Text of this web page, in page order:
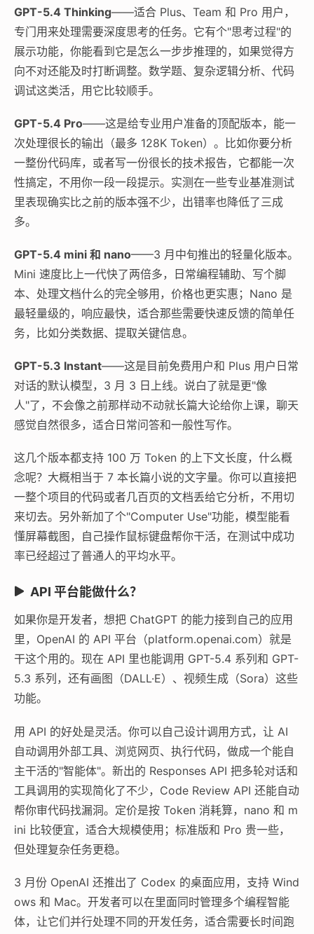
GPT-5.4 Thinking——适合 Plus、Team 和 Pro 用户，
专门用来处理需要深度思考的任务。它有个"思考过程"的
展示功能，你能看到它是怎么一步步推理的，如果觉得方
向不对还能及时打断调整。数学题、复杂逻辑分析、代码
调试这类活，用它比较顺手。
GPT-5.4 Pro——这是给专业用户准备的顶配版本，能一
次处理很长的输出（最多 128K Token）。比如你要分析
一整份代码库，或者写一份很长的技术报告，它都能一次
性搞定，不用你一段一段提示。实测在一些专业基准测试
里表现确实比之前的版本强不少，出错率也降低了三成
多。
GPT-5.4 mini 和 nano——3 月中旬推出的轻量化版本。
Mini 速度比上一代快了两倍多，日常编程辅助、写个脚
本、处理文档什么的完全够用，价格也更实惠；Nano 是
最轻量级的，响应最快，适合那些需要快速反馈的简单任
务，比如分类数据、提取关键信息。
GPT-5.3 Instant——这是目前免费用户和 Plus 用户日常
对话的默认模型，3 月 3 日上线。说白了就是更"像
人"了，不会像之前那样动不动就长篇大论给你上课，聊天
感觉自然很多，适合日常问答和一般性写作。
这几个版本都支持 100 万 Token 的上下文长度，什么概
念呢？大概相当于 7 本长篇小说的文字量。你可以直接把
一整个项目的代码或者几百页的文档丢给它分析，不用切
来切去。另外新加了个"Computer Use"功能，模型能看
懂屏幕截图，自己操作鼠标键盘帮你干活，在测试中成功
率已经超过了普通人的平均水平。
API 平台能做什么？
如果你是开发者，想把 ChatGPT 的能力接到自己的应用
里，OpenAI 的 API 平台（platform.openai.com）就是
干这个用的。现在 API 里也能调用 GPT-5.4 系列和 GPT-
5.3 系列，还有画图（DALL·E）、视频生成（Sora）这些
功能。
用 API 的好处是灵活。你可以自己设计调用方式，让 AI
自动调用外部工具、浏览网页、执行代码，做成一个能自
主干活的"智能体"。新出的 Responses API 把多轮对话和
工具调用的实现简化了不少，Code Review API 还能自动
帮你审代码找漏洞。定价是按 Token 消耗算，nano 和 m
ini 比较便宜，适合大规模使用；标准版和 Pro 贵一些，
但处理复杂任务更稳。
3 月份 OpenAI 还推出了 Codex 的桌面应用，支持 Wind
ows 和 Mac。开发者可以在里面同时管理多个编程智能
体，让它们并行处理不同的开发任务，适合需要长时间跑